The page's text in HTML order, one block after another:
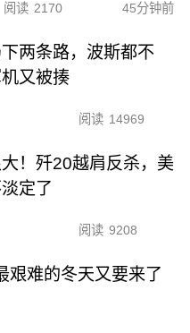
阅读 2170 45分钟前
两条路，波斯都不
又被揍
阅读 14969
！歼20越肩反杀，美
定了
阅读 9208
艰难的冬天又要来了